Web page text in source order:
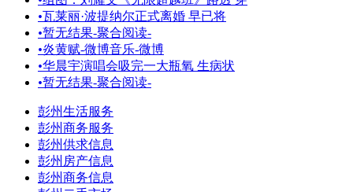
•瓦莱丽·波提纳尔正式离婚 早已将
•暂无结果-聚合阅读-
•炎黄赋-微博音乐-微博
•华晨宇演唱会吸完一大瓶氧 生病状
•暂无结果-聚合阅读-
彭州生活服务
彭州商务服务
彭州供求信息
彭州房产信息
彭州商务信息